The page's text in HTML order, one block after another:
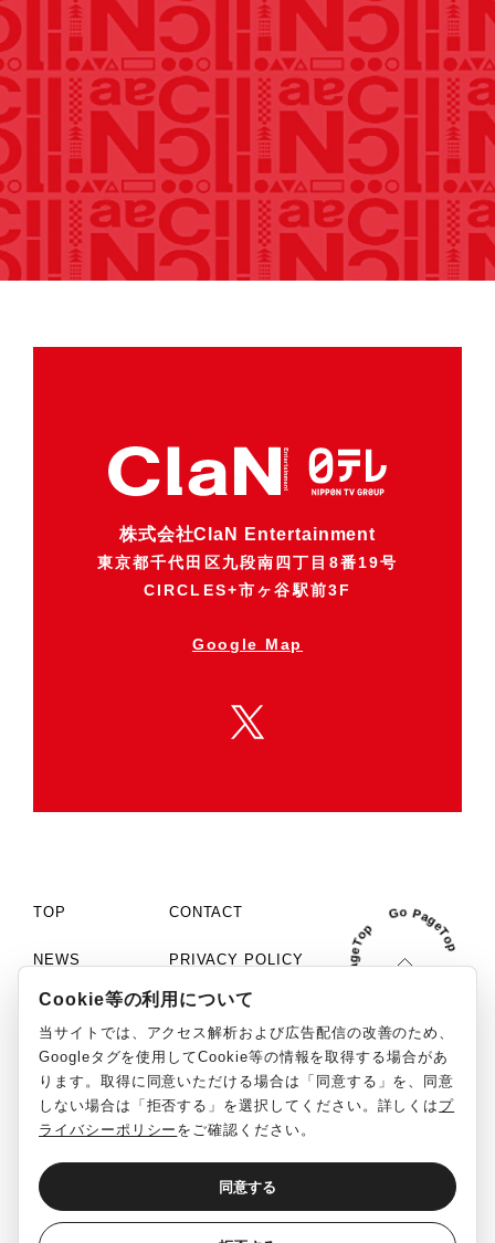
株式会社ClaN Entertainment
東京都千代田区九段南四丁目8番19号
CIRCLES+市ヶ谷駅前3F
Google Map
TOP
NEWS
COMPANY
PHILOSOPHY
WORKS
CONTACT
PRIVACY POLICY
COOKIE SETTINGS
MCN「C+」
SOCIAL MEDIA GUIDELINE
English
Cookie等の利用について
当サイトでは、アクセス解析および広告配信の改善のため、
Googleタグを使用してCookie等の情報を取得する場合があ
ります。取得に同意いただける場合は「同意する」を、同意
しない場合は「拒否する」を選択してください。詳しくは プ
ライバシーポリシー をご確認ください。
同意する